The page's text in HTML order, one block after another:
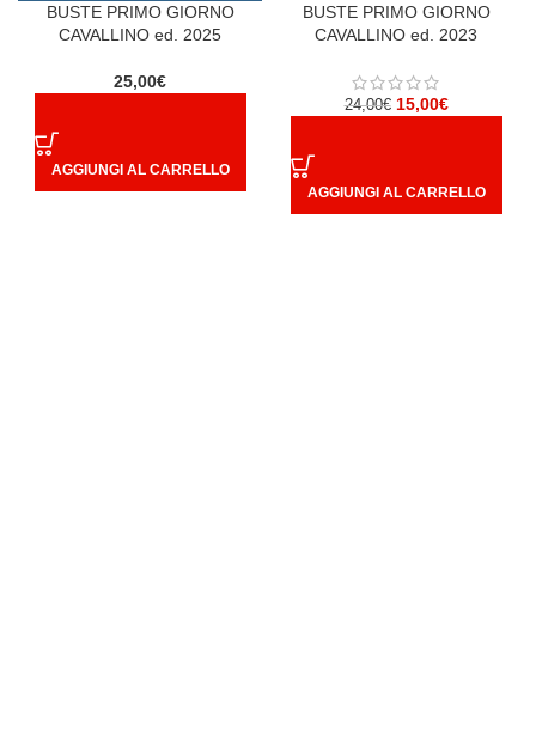
BUSTE PRIMO GIORNO
CAVALLINO ed. 2025
25,00€
AGGIUNGI AL CARRELLO
BUSTE PRIMO GIORNO
CAVALLINO ed. 2023
24,00€ 15,00€
AGGIUNGI AL CARRELLO